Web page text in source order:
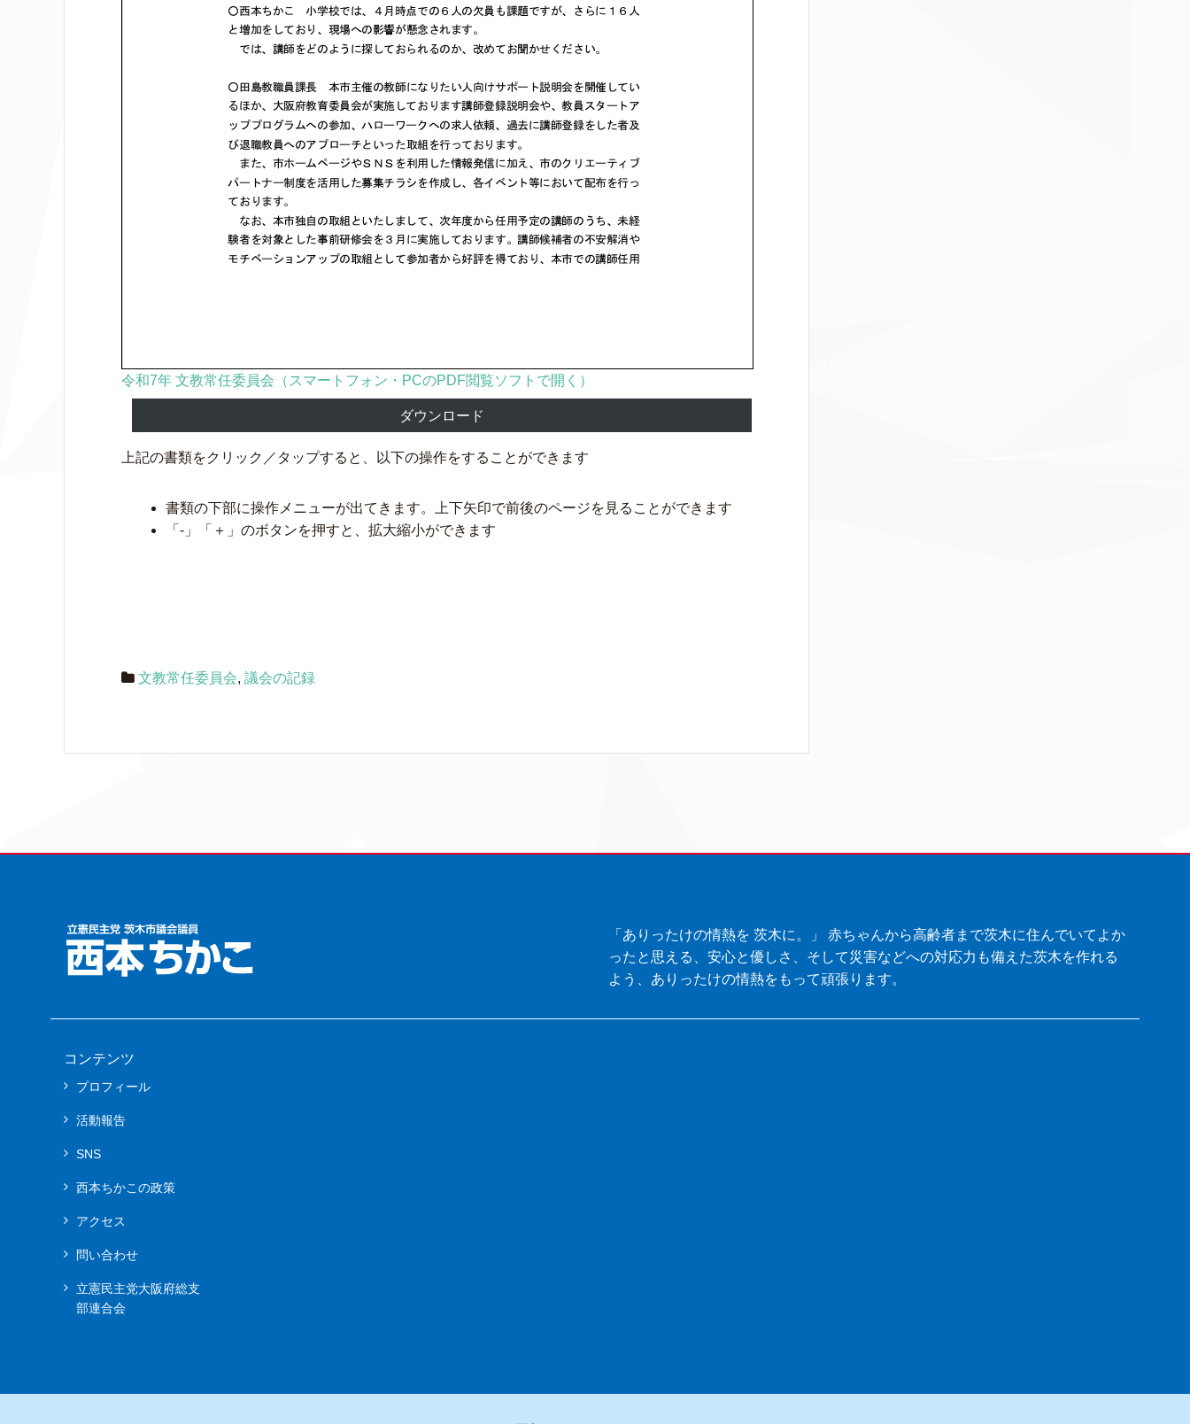
令和7年 文教常任委員会（スマートフォン・PCのPDF閲覧ソフトで開く）
ダウンロード
上記の書類をクリック／タップすると、以下の操作をすることができます
書類の下部に操作メニューが出てきます。上下矢印で前後のページを見ることができます
「-」「＋」のボタンを押すと、拡大縮小ができます
文教常任委員会, 議会の記録
「ありったけの情熱を 茨木に。」 赤ちゃんから高齢者まで茨木に住んでいてよか
ったと思える、安心と優しさ、そして災害などへの対応力も備えた茨木を作れる
よう、ありったけの情熱をもって頑張ります。
コンテンツ
プロフィール
活動報告
SNS
西本ちかこの政策
アクセス
問い合わせ
立憲民主党大阪府総支
部連合会